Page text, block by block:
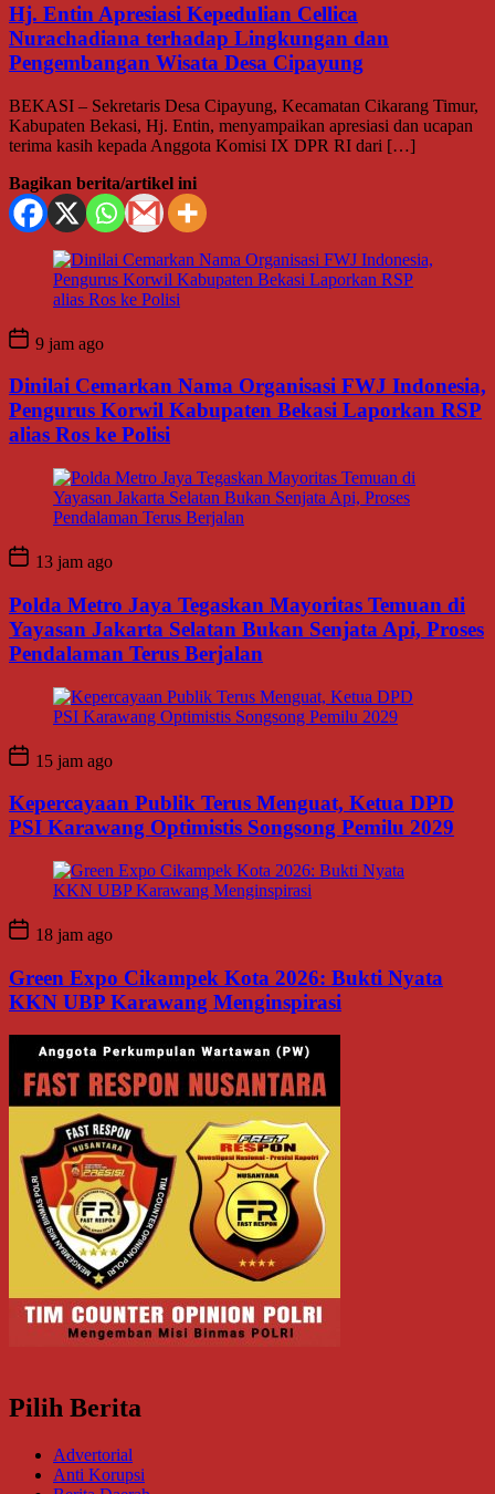
Hj. Entin Apresiasi Kepedulian Cellica
Nurachadiana terhadap Lingkungan dan
Pengembangan Wisata Desa Cipayung
BEKASI – Sekretaris Desa Cipayung, Kecamatan Cikarang Timur,
Kabupaten Bekasi, Hj. Entin, menyampaikan apresiasi dan ucapan
terima kasih kepada Anggota Komisi IX DPR RI dari […]
Bagikan berita/artikel ini
9 jam ago
Dinilai Cemarkan Nama Organisasi FWJ Indonesia,
Pengurus Korwil Kabupaten Bekasi Laporkan RSP
alias Ros ke Polisi
13 jam ago
Polda Metro Jaya Tegaskan Mayoritas Temuan di
Yayasan Jakarta Selatan Bukan Senjata Api, Proses
Pendalaman Terus Berjalan
15 jam ago
Kepercayaan Publik Terus Menguat, Ketua DPD
PSI Karawang Optimistis Songsong Pemilu 2029
18 jam ago
Green Expo Cikampek Kota 2026: Bukti Nyata
KKN UBP Karawang Menginspirasi
Pilih Berita
Advertorial
Anti Korupsi